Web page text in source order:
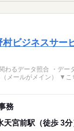
村ビジネスサー
わるデータ照合 ・デー
ン） ▼こちらのお仕事以外に
務
宮前駅（徒歩 3分